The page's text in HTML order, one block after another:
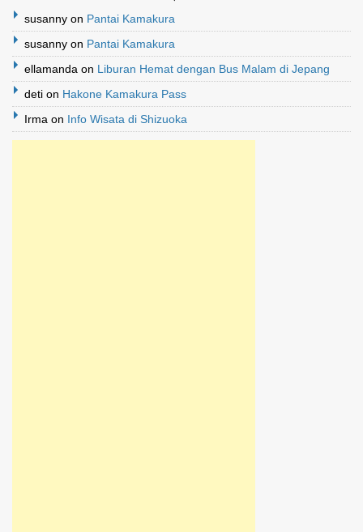
susanny on Pantai Kamakura
susanny on Pantai Kamakura
ellamanda on Liburan Hemat dengan Bus Malam di Jepang
deti on Hakone Kamakura Pass
Irma on Info Wisata di Shizuoka